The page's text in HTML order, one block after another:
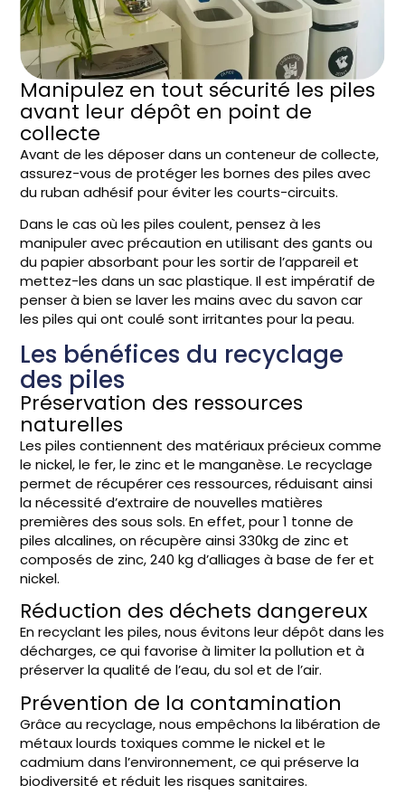
Manipulez en tout sécurité les piles
avant leur dépôt en point de
collecte
Avant de les déposer dans un conteneur de collecte,
assurez-vous de protéger les bornes des piles avec
du ruban adhésif pour éviter les courts-circuits.
Dans le cas où les piles coulent, pensez à les
manipuler avec précaution en utilisant des gants ou
du papier absorbant pour les sortir de l’appareil et
mettez-les dans un sac plastique. Il est impératif de
penser à bien se laver les mains avec du savon car
les piles qui ont coulé sont irritantes pour la peau.
Les bénéfices du recyclage
des piles
Préservation des ressources
naturelles
Les piles contiennent des matériaux précieux comme
le nickel, le fer, le zinc et le manganèse. Le recyclage
permet de récupérer ces ressources, réduisant ainsi
la nécessité d’extraire de nouvelles matières
premières des sous sols. En effet, pour 1 tonne de
piles alcalines, on récupère ainsi 330kg de zinc et
composés de zinc, 240 kg d’alliages à base de fer et
nickel.
Réduction des déchets dangereux
En recyclant les piles, nous évitons leur dépôt dans les
décharges, ce qui favorise à limiter la pollution et à
préserver la qualité de l’eau, du sol et de l’air.
Prévention de la contamination
Grâce au recyclage, nous empêchons la libération de
métaux lourds toxiques comme le nickel et le
cadmium dans l’environnement, ce qui préserve la
biodiversité et réduit les risques sanitaires.